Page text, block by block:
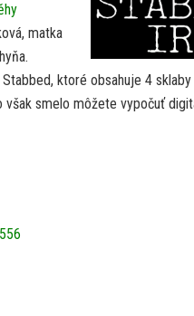
matka
ktoré obsahuje 4
smelo môžete vypočuť